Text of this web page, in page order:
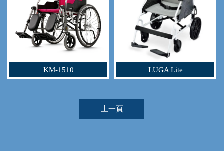
KM-1510 LUGA Lite
上一頁